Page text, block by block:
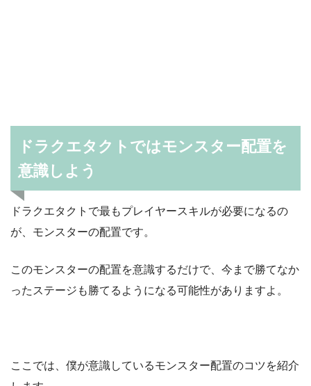
ドラクエタクトではモンスター配置を
意識しよう
ドラクエタクトで最もプレイヤースキルが必要になるの
が、モンスターの配置です。
このモンスターの配置を意識するだけで、今まで勝てなか
ったステージも勝てるようになる可能性がありますよ。
ここでは、僕が意識しているモンスター配置のコツを紹介